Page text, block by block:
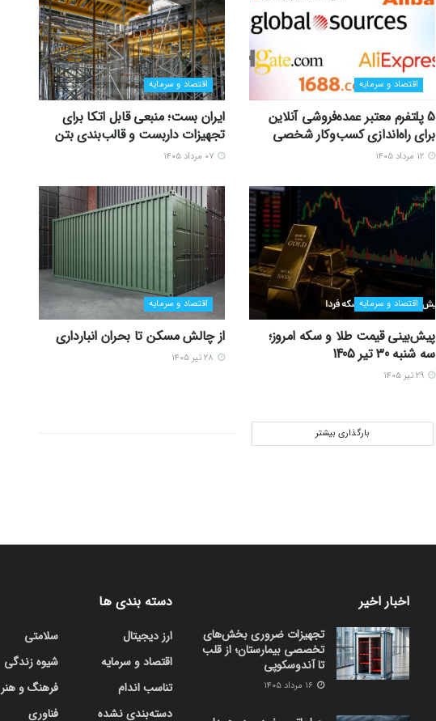
اقتصاد و سرمایه
5 پلتفرم معتبر عمده‌فروشی آنلاین
برای راه‌اندازی کسب‌وکار شخصی
اقتصاد و سرمایه
ایران بست؛ منبعی قابل اتکا برای
تجهیزات داربست و قالب‌بندی بتن
اقتصاد و سرمایه
پیش‌بینی قیمت طلا و سکه امروز؛
سه شنبه 30 تیر 1405
اقتصاد و سرمایه
از چالش مسکن تا بحران انبارداری
بارگذاری بیشتر
اخبار اخیر
تجهیزات ضروری بخش‌های
تخصصی بیمارستان؛ از قلب
تا آندوسکوپی
دسته بندی ها
ارز دیجیتال
اقتصاد و سرمایه
تناسب اندام
دسته‌بندی نشده
سلامتی
شیوه زندگی
فرهنگ و هنر
فناوری